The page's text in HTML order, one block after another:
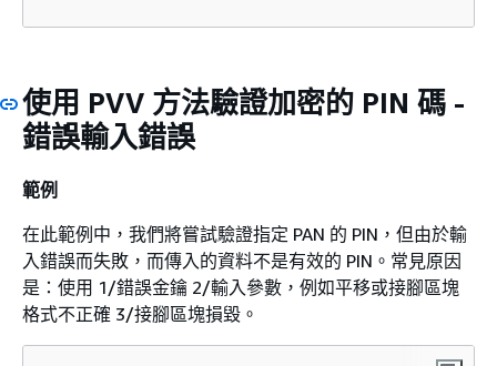
使用 PVV 方法驗證加密的 PIN 碼 -
錯誤輸入錯誤
範例
在此範例中，我們將嘗試驗證指定 PAN 的 PIN，但由於輸
入錯誤而失敗，而傳入的資料不是有效的 PIN。常見原因
是：使用 1/錯誤金鑰 2/輸入參數，例如平移或接腳區塊
格式不正確 3/接腳區塊損毀。